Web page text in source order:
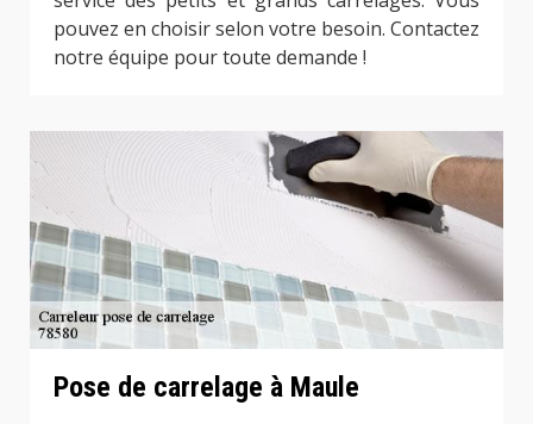
pouvez en choisir selon votre besoin. Contactez
notre équipe pour toute demande !
Pose de carrelage à Maule